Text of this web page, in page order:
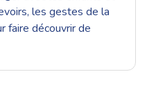
les gestes de la
faire découvrir de